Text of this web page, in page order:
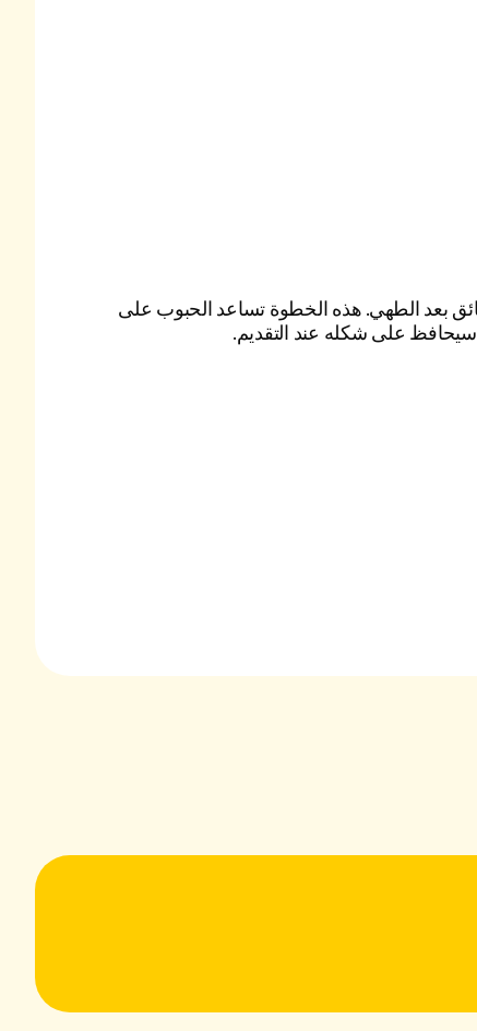
الأرز ليهدأ لمدة 5 دقائق بعد الطهي. هذه الخطوة تساعد الحبوب على
على شكله عند التقديم.